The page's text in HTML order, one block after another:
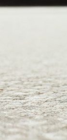
Magyar
HUMagyar
English